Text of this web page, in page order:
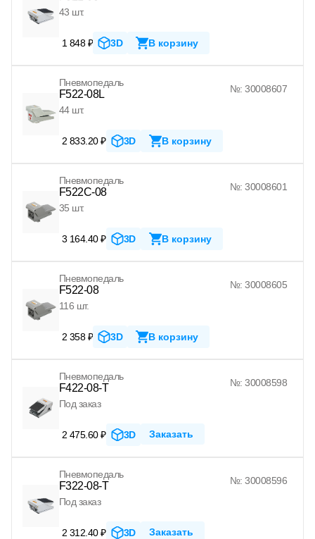
43 шт.
1 848 ₽ 3D В корзину
Пневмопедаль
F522-08L
№: 30008607
44 шт.
2 833.20 ₽ 3D В корзину
Пневмопедаль
F522C-08
№: 30008601
35 шт.
3 164.40 ₽ 3D В корзину
Пневмопедаль
F522-08
№: 30008605
116 шт.
2 358 ₽ 3D В корзину
Пневмопедаль
F422-08-T
№: 30008598
Под заказ
2 475.60 ₽ 3D Заказать
Пневмопедаль
F322-08-T
№: 30008596
Под заказ
2 312.40 ₽ 3D Заказать